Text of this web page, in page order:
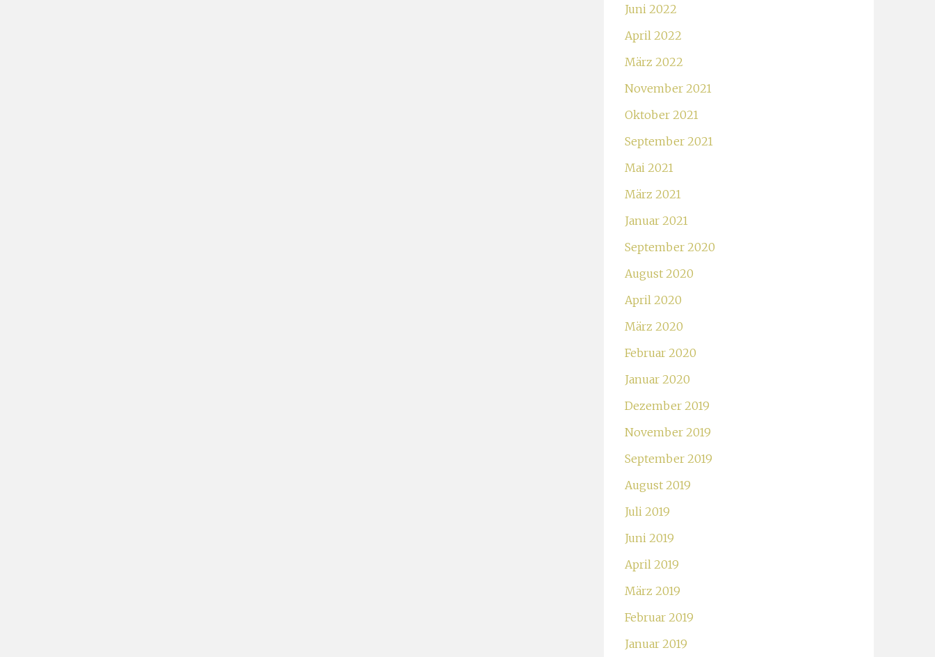
Juni 2022
April 2022
März 2022
November 2021
Oktober 2021
September 2021
Mai 2021
März 2021
Januar 2021
September 2020
August 2020
April 2020
März 2020
Februar 2020
Januar 2020
Dezember 2019
November 2019
September 2019
August 2019
Juli 2019
Juni 2019
April 2019
März 2019
Februar 2019
Januar 2019